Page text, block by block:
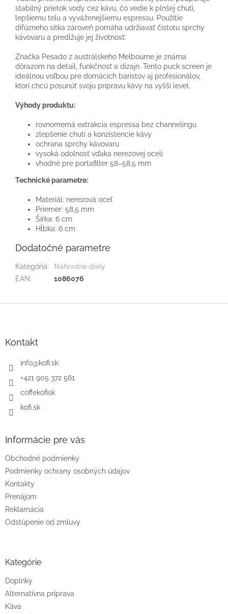
stabilný prietok vody cez kávu, čo vedie k plnšej chuti,
lepšiemu telu a vyváženejšiemu espressu. Použitie
difúzneho sitka zároveň pomáha udržiavať čistotu sprchy
kávovaru a predlžuje jej životnosť.
Značka Pesado z austrálskeho Melbourne je známa
dôrazom na detail, funkčnosť a dizajn. Tento puck screen je
ideálnou voľbou pre domácich baristov aj profesionálov,
ktorí chcú posunúť svoju prípravu kávy na vyšší level.
Výhody produktu:
rovnomerná extrakcia espressa bez channelingu
zlepšenie chuti a konzistencie kávy
ochrana sprchy kávovaru
vysoká odolnosť vďaka nerezovej oceli
vhodné pre portafilter 58–58,5 mm
Technické parametre:
Materiál: nerezová oceľ
Priemer: 58,5 mm
Šírka: 6 cm
Hĺbka: 6 cm
Dodatočné parametre
Kategória:
Náhradné diely
EAN: 1086076
Kontakt
info@kofi.sk
+421 905 372 561
coffekofisk
kofi.sk
Informácie pre vás
Obchodné podmienky
Podmienky ochrany osobných údajov
Kontakty
Prenájom
Reklamácia
Odstúpenie od zmluvy
Kategórie
Doplnky
Alternatívna príprava
Káva